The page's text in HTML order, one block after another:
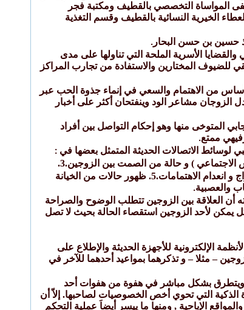
المواساة التخصصي بالقطيف ومكتبة فجر
الخيرية النسائية بالقطيف وقسم التغذية
حسين بن حسن البحار .
الأسرية الملحة التي تناولها على مدى
والتنوع المناطقي للضيوف المختارين والاستفادة من تجارب المراكز
أساس من الاهتمام والسعي في إنماء جذوة الحب عبر
الزوجان مشاعر الود وينفتحان أكثر على أخبار
المتوخى منها وهو إحكام التواصل بين أفراد
ممتع.
لوسائط الاتصالات الحديثة المتمثل بعضها في :
انشغال أفراد الأسرة عن بعضهم البعض , وإهمال المسؤوليات و الواجبات الأسرية.2. ظهور حالة من ( الخرس الاجتماعي ) و حالة من الصمت بين الزوجين.3.
الغموض في العلاقة الزوجية واعتماد الخفاء مما يثير المكاذب و الشكوك.4. الفتور العاطفي والجنسي بين الأزواج و انعدام الاهتمامات.5. ظهور حالات من الخيانة
.
أن العلاقة بين الزوجين تتطلب الوضوح والصراحة
يمكن لأحد الزوجين استقصاء الحالة بحيث لا تصل
الإلكترونية للأجهزة الحديثة والإطلاع على
– مثلا – و تذكرهما بمواعيد أحدهما للآخر في
ويتطرق بشكل مباشر في هفوة من هفوات أحد
التي تحوي أخص الخصوصيات لصاحبها. إلاّ أن
الإباحية , ومنها ما ييسر أيضاَ عملية التحكم